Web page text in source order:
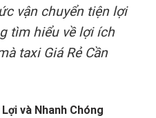
vận chuyển tiện lợi
tìm hiểu về lợi ích
taxi Giá Rẻ Cần
và Nhanh Chóng